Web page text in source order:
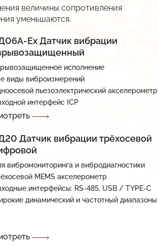
величины сопротивления
уменьшаются.
Еx Датчик вибрации
исполнение
виды виброизмерений
пьезоэлектрический акселерометр
интерфейс ICP
Датчик вибрации трёхосевой
вибромониторинга и вибродиагностики
MEMS акселерометр
интерфейсы: RS-485, USB / TYPE-C
динамический и частотный диапазоны